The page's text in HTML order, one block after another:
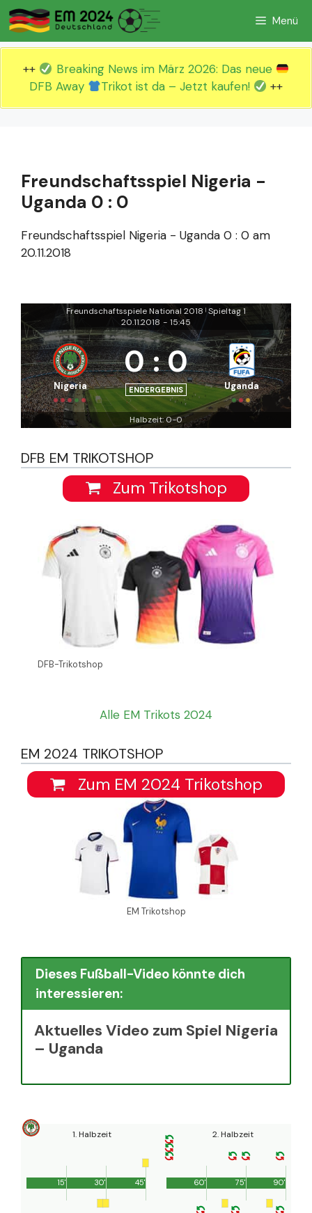
Zum
Inhalt
springen
Menü
++
Breaking News im März 2026: Das neue
DFB Away
Trikot ist da – Jetzt kaufen! ++
Freundschaftsspiel Nigeria -
Uganda 0 : 0
Freundschaftsspiel Nigeria - Uganda 0 : 0 am
20.11.2018
Freundschaftsspiele National 2018 | Spieltag 1
20.11.2018 - 15:45
Nigeria
0:0
ENDERGEBNIS Uganda
Halbzeit: 0-0
DFB EM TRIKOTSHOP
Zum Trikotshop
DFB-Trikotshop
Alle EM Trikots 2024
EM 2024 TRIKOTSHOP
Zum EM 2024 Trikotshop
EM Trikotshop
Dieses Fußball-Video könnte dich
interessieren:
Aktuelles Video zum Spiel Nigeria
– Uganda
1. Halbzeit
45'
15' 30'
2. Halbzeit
90'
60' 75'